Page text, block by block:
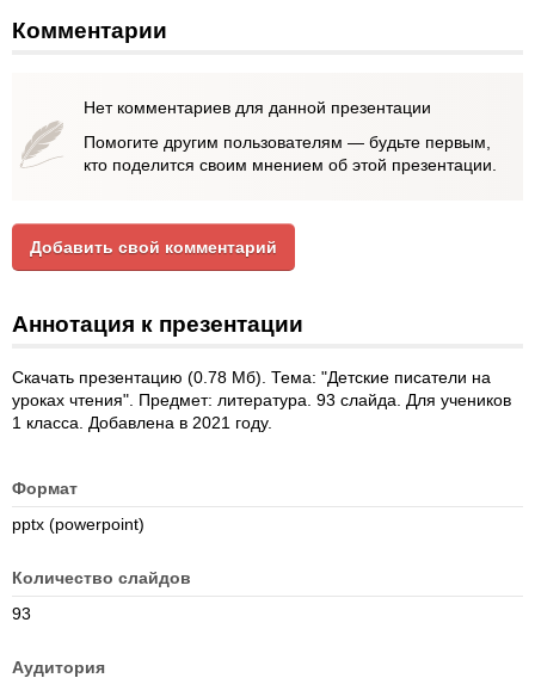
Комментарии
Нет комментариев для данной презентации
Помогите другим пользователям — будьте первым,
кто поделится своим мнением об этой презентации.
Добавить свой комментарий
Аннотация к презентации
Скачать презентацию (0.78 Мб). Тема: "Детские писатели на
уроках чтения". Предмет: литература. 93 слайда. Для учеников
1 класса. Добавлена в 2021 году.
Формат
pptx (powerpoint)
Количество слайдов
93
Аудитория